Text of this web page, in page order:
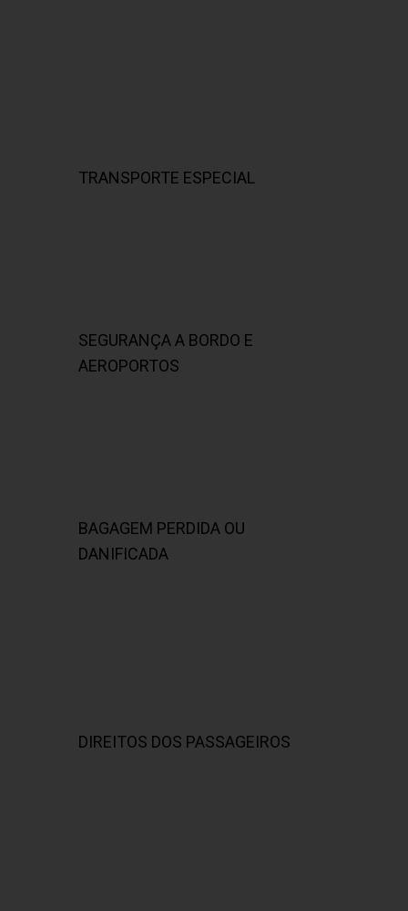
TRANSPORTE ESPECIAL
SEGURANÇA A BORDO E
AEROPORTOS
BAGAGEM PERDIDA OU
DANIFICADA
DIREITOS DOS PASSAGEIROS